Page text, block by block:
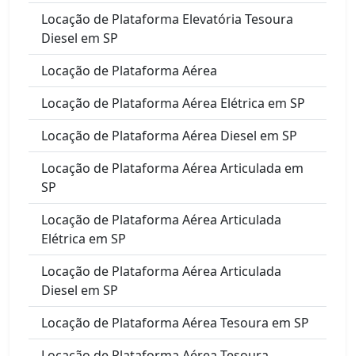
Locação de Plataforma Elevatória Tesoura
Diesel em SP
Locação de Plataforma Aérea
Locação de Plataforma Aérea Elétrica em SP
Locação de Plataforma Aérea Diesel em SP
Locação de Plataforma Aérea Articulada em
SP
Locação de Plataforma Aérea Articulada
Elétrica em SP
Locação de Plataforma Aérea Articulada
Diesel em SP
Locação de Plataforma Aérea Tesoura em SP